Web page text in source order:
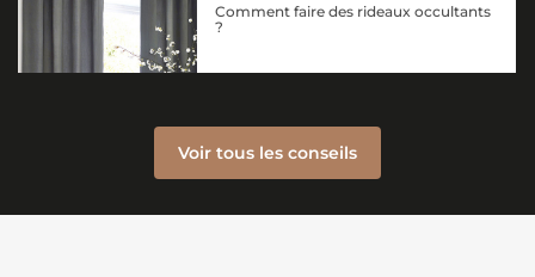
Comment faire des rideaux occultants
?
Voir tous les conseils